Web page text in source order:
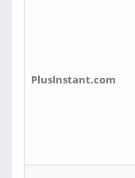
PlusInstant.com